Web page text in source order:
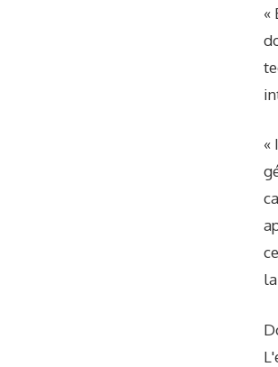
«
«